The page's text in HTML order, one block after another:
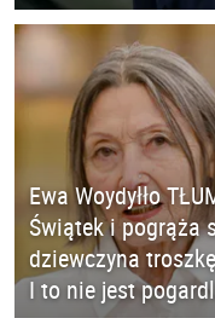
Ewa Woydyłło
Świątek i pogrąża
dziewczyna
I to nie jest